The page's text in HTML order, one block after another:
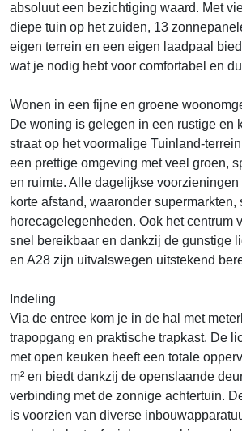
absoluut een bezichtiging waard. Met
diepe tuin op het zuiden, 13
eigen terrein en een eigen laadpaal
wat je nodig hebt voor comfortabel en
Wonen in een fijne en groene
De woning is gelegen in een rustige en
straat op het voormalige Tuinland-
een prettige omgeving met veel groen,
en ruimte. Alle dagelijkse
korte afstand, waaronder
horecagelegenheden. Ook het centrum
snel bereikbaar en dankzij de gunstige
en A28 zijn uitvalswegen uitstekend
Indeling
Via de entree kom je in de hal met
trapopgang en praktische trapkast. De
met open keuken heeft een totale
m² en biedt dankzij de openslaande
verbinding met de zonnige achtertuin.
is voorzien van diverse